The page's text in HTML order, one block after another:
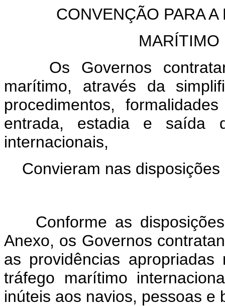
CONVENÇÃO PARA
MARÍTIMO
Os Governos
marítimo, através da
procedimentos,
entrada, estadia e saída
internacionais,
Convieram nas disposições
Conforme as disposições
Anexo, os Governos
as providências
tráfego marítimo
inúteis aos navios, pessoas e